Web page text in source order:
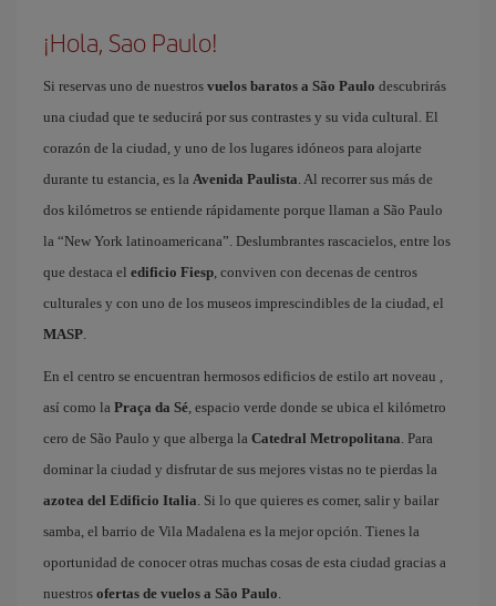
¡Hola, Sao Paulo!
Si reservas uno de nuestros vuelos baratos a São Paulo descubrirás
una ciudad que te seducirá por sus contrastes y su vida cultural. El
corazón de la ciudad, y uno de los lugares idóneos para alojarte
durante tu estancia, es la Avenida Paulista. Al recorrer sus más de
dos kilómetros se entiende rápidamente porque llaman a São Paulo
la “New York latinoamericana”. Deslumbrantes rascacielos, entre los
que destaca el edificio Fiesp, conviven con decenas de centros
culturales y con uno de los museos imprescindibles de la ciudad, el
MASP.
En el centro se encuentran hermosos edificios de estilo art noveau ,
así como la Praça da Sé, espacio verde donde se ubica el kilómetro
cero de São Paulo y que alberga la Catedral Metropolitana. Para
dominar la ciudad y disfrutar de sus mejores vistas no te pierdas la
azotea del Edificio Italia. Si lo que quieres es comer, salir y bailar
samba, el barrio de Vila Madalena es la mejor opción. Tienes la
oportunidad de conocer otras muchas cosas de esta ciudad gracias a
nuestros ofertas de vuelos a São Paulo.